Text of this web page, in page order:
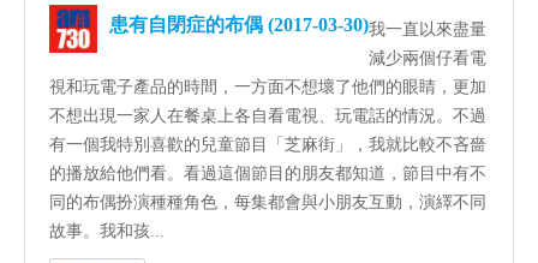
患有自閉症的布偶 (2017-03-30)我一直以來盡量
減少兩個仔看電
視和玩電子產品的時間，一方面不想壞了他們的眼睛，更加
不想出現一家人在餐桌上各自看電視、玩電話的情況。不過
有一個我特別喜歡的兒童節目「芝麻街」，我就比較不吝嗇
的播放給他們看。看過這個節目的朋友都知道，節目中有不
同的布偶扮演種種角色，每集都會與小朋友互動，演繹不同
故事。我和孩...